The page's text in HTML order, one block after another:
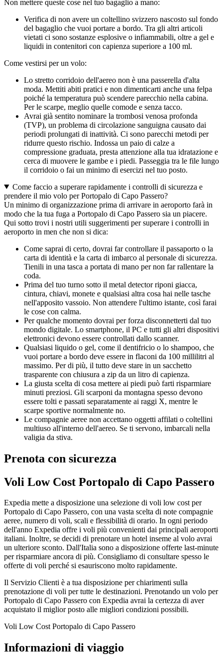
Non mettere queste cose nel tuo bagaglio a mano:
Verifica di non avere un coltellino svizzero nascosto sul fondo
del bagaglio che vuoi portare a bordo. Tra gli altri articoli
vietati ci sono sostanze esplosive o infiammabili, oltre a gel e
liquidi in contenitori con capienza superiore a 100 ml.
Come vestirsi per un volo:
Lo stretto corridoio dell'aereo non è una passerella d'alta
moda. Mettiti abiti pratici e non dimenticarti anche una felpa
poiché la temperatura può scendere parecchio nella cabina.
Per le scarpe, meglio quelle comode e senza tacco.
Avrai già sentito nominare la trombosi venosa profonda
(TVP), un problema di circolazione sanguigna causato dai
periodi prolungati di inattività. Ci sono parecchi metodi per
ridurre questo rischio. Indossa un paio di calze a
compressione graduata, presta attenzione alla tua idratazione e
cerca di muovere le gambe e i piedi. Passeggia tra le file lungo
il corridoio o fai un minimo di esercizi nel tuo posto.
Come faccio a superare rapidamente i controlli di sicurezza e
prendere il mio volo per Portopalo di Capo Passero?
Un minimo di organizzazione prima di arrivare in aeroporto farà in
modo che la tua fuga a Portopalo di Capo Passero sia un piacere.
Qui sotto trovi i nostri utili suggerimenti per superare i controlli in
aeroporto in men che non si dica:
Come saprai di certo, dovrai far controllare il passaporto o la
carta di identità e la carta di imbarco al personale di sicurezza.
Tienili in una tasca a portata di mano per non far rallentare la
coda.
Prima del tuo turno sotto il metal detector riponi giacca,
cintura, chiavi, monete e qualsiasi altra cosa hai nelle tasche
nell'apposito vassoio. Non attendere l'ultimo istante, così farai
le cose con calma.
Per qualche momento dovrai per forza disconnetterti dal tuo
mondo digitale. Lo smartphone, il PC e tutti gli altri dispositivi
elettronici devono essere controllati dallo scanner.
Qualsiasi liquido o gel, come il dentifricio o lo shampoo, che
vuoi portare a bordo deve essere in flaconi da 100 millilitri al
massimo. Per di più, il tutto deve stare in un sacchetto
trasparente con chiusura a zip da un litro di capienza.
La giusta scelta di cosa mettere ai piedi può farti risparmiare
minuti preziosi. Gli scarponi da montagna spesso devono
essere tolti e passati separatamente ai raggi X, mentre le
scarpe sportive normalmente no.
Le compagnie aeree non accettano oggetti affilati o coltellini
multiuso all'interno dell'aereo. Se ti servono, imbarcali nella
valigia da stiva.
Prenota con sicurezza
Voli Low Cost Portopalo di Capo Passero
Expedia mette a disposizione una selezione di voli low cost per
Portopalo di Capo Passero, con una vasta scelta di note compagnie
aeree, numero di voli, scali e flessibilità di orario. In ogni periodo
dell'anno Expedia offre i voli più convenienti dai principali aeroporti
italiani. Inoltre, se decidi di prenotare un hotel inseme al volo avrai
un ulteriore sconto. Dall'Italia sono a disposizione offerte last-minute
per risparmiare ancora di più. Consigliamo di consultare spesso le
offerte di voli perché si esauriscono molto rapidamente.
Il Servizio Clienti è a tua disposizione per chiarimenti sulla
prenotazione di voli per tutte le destinazioni. Prenotando un volo per
Portopalo di Capo Passero con Expedia avrai la certezza di aver
acquistato il miglior posto alle migliori condizioni possibili.
Voli Low Cost Portopalo di Capo Passero
Informazioni di viaggio